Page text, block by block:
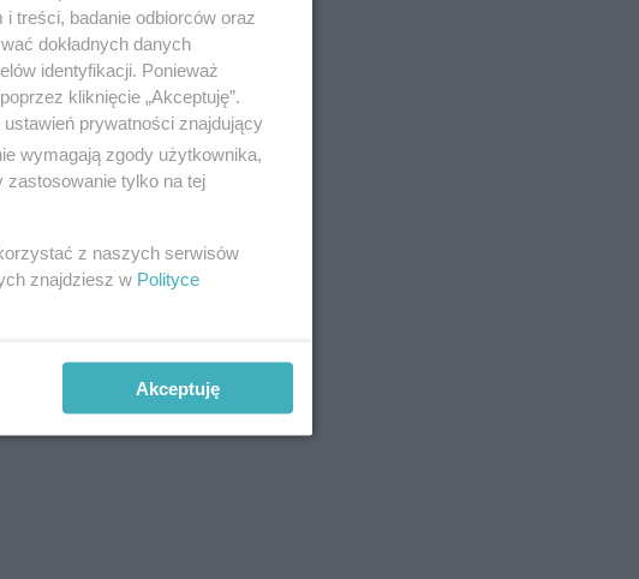
i
treści, badanie odbiorców oraz
dokładnych danych
identyfikacji. Ponieważ
kliknięcie „Akceptuję”.
prywatności znajdujący
wymagają zgody użytkownika,
zastosowanie tylko na tej
z naszych serwisów
znajdziesz w Polityce
Akceptuję